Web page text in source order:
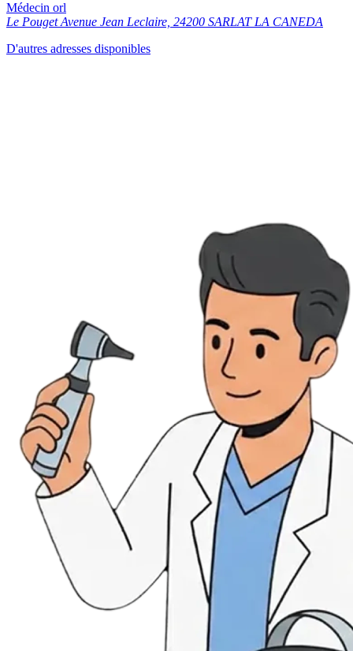
Médecin orl
Le Pouget Avenue Jean Leclaire, 24200 SARLAT LA CANEDA
D'autres adresses disponibles